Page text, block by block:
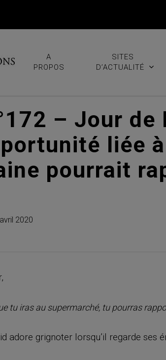
A
PROPOS
SITES
D’ACTUALITÉ
– Jour de
liée
pourrait
2020
tu iras au supermarché, tu pourras
adore grignoter lorsqu’il regarde ses